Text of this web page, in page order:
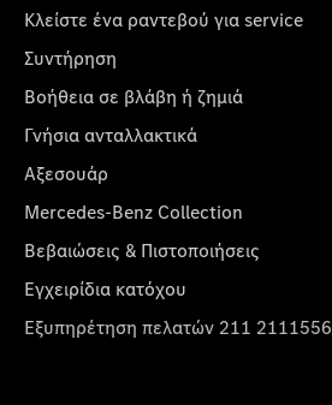
Κλείστε ένα ραντεβού για service
Συντήρηση
Βοήθεια σε βλάβη ή ζημιά
Γνήσια ανταλλακτικά
Αξεσουάρ
Mercedes-Benz Collection
Βεβαιώσεις & Πιστοποιήσεις
Εγχειρίδια κατόχου
Εξυπηρέτηση πελατών 211 2111556